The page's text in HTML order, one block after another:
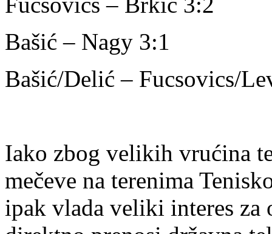
Bašić – Nagy 3:1
Bašić/Delić – Fucsovics/
Iako zbog velikih vrućina
mečeve na terenima
ipak vlada veliki interes za